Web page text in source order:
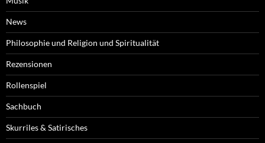
News
Philosophie und Religion und Spiritualität
Rezensionen
Rollenspiel
Sachbuch
Skurriles & Satirisches